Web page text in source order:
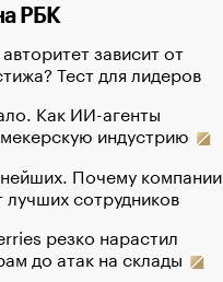
РБК
зависит от
Тест для лидеров
Как ИИ-агенты
индустрию
Почему компании
лучших сотрудников
резко нарастил
до атак на склады